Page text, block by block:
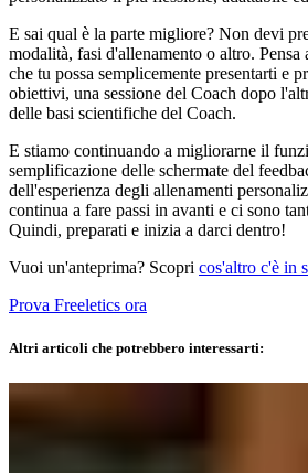
E sai qual è la parte migliore? Non devi
modalità, fasi d'allenamento o altro.
che tu possa semplicemente presentarti e
obiettivi, una sessione del Coach dopo
delle basi scientifiche del Coach.
E stiamo continuando a migliorarne il
semplificazione delle schermate del
dell'esperienza degli allenamenti
continua a fare passi in avanti e ci sono
Quindi, preparati e inizia a darci dentro!
Vuoi un'anteprima? Scopri cos'altro c'è in
Prova Freeletics ora
Altri articoli che potrebbero interessarti: